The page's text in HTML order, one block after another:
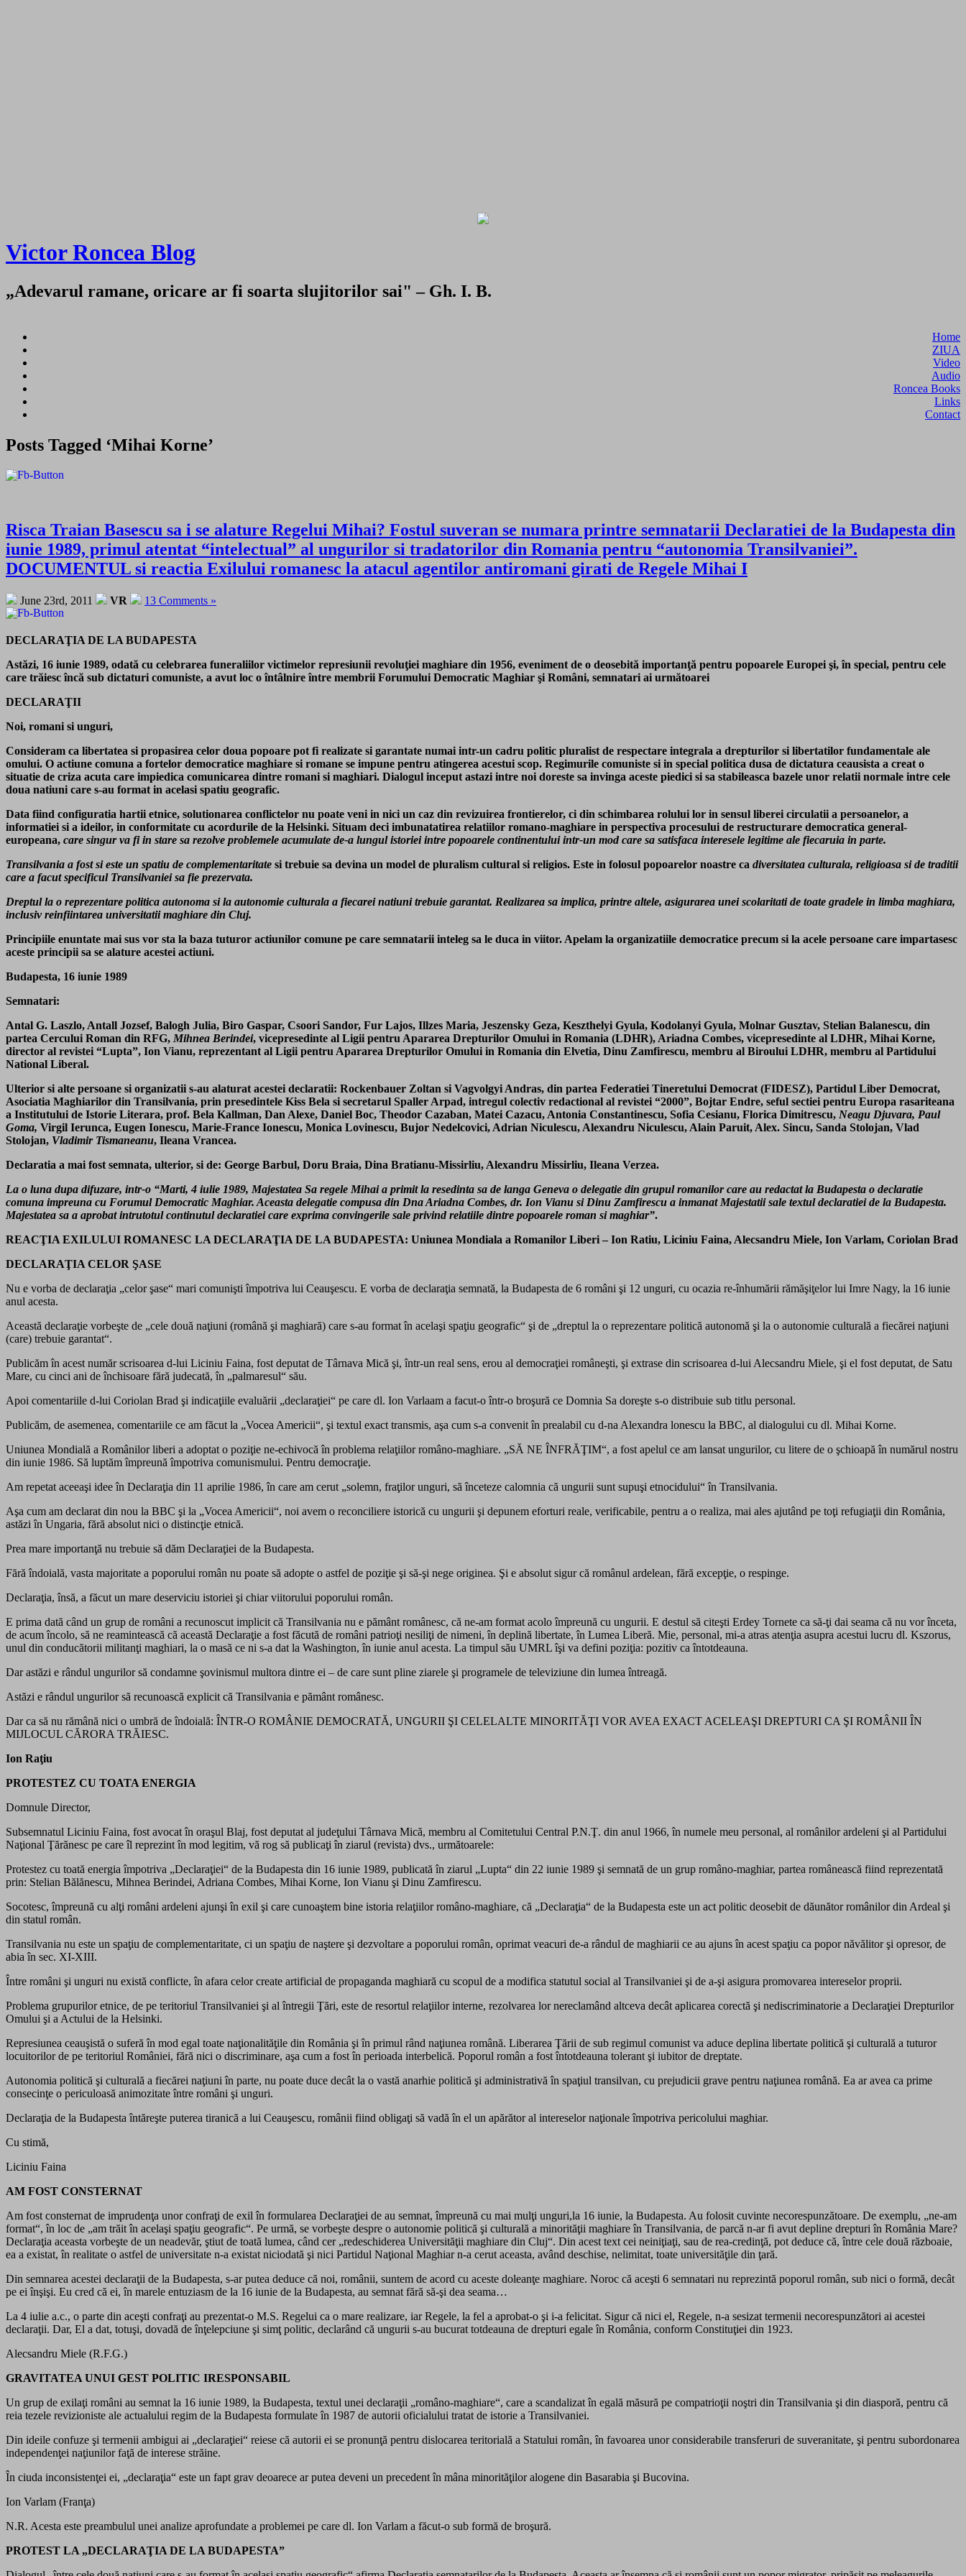
Victor Roncea Blog
„Adevarul ramane, oricare ar fi soarta slujitorilor sai" – Gh. I. B.
Home
ZIUA
Video
Audio
Roncea Books
Links
Contact
Posts Tagged ‘Mihai Korne’
Risca Traian Basescu sa i se alature Regelui Mihai? Fostul suveran se numara printre semnatarii Declaratiei de la Budapesta din
iunie 1989, primul atentat “intelectual” al ungurilor si tradatorilor din Romania pentru “autonomia Transilvaniei”.
DOCUMENTUL si reactia Exilului romanesc la atacul agentilor antiromani girati de Regele Mihai I
June 23rd, 2011 VR 13 Comments »
DECLARAŢIA DE LA BUDAPESTA
Astăzi, 16 iunie 1989, odată cu celebrarea funeraliilor victimelor represiunii revoluţiei maghiare din 1956, eveniment de o deosebită importanţă pentru popoarele Europei şi, în special, pentru cele
care trăiesc încă sub dictaturi comuniste, a avut loc o întâlnire între membrii Forumului Democratic Maghiar şi Români, semnatari ai următoarei
DECLARAŢII
Noi, romani si unguri,
Consideram ca libertatea si propasirea celor doua popoare pot fi realizate si garantate numai intr-un cadru politic pluralist de respectare integrala a drepturilor si libertatilor fundamentale ale
omului. O actiune comuna a fortelor democratice maghiare si romane se impune pentru atingerea acestui scop. Regimurile comuniste si in special politica dusa de dictatura ceausista a creat o
situatie de criza acuta care impiedica comunicarea dintre romani si maghiari. Dialogul inceput astazi intre noi doreste sa invinga aceste piedici si sa stabileasca bazele unor relatii normale intre cele
doua natiuni care s-au format in acelasi spatiu geografic.
Data fiind configuratia hartii etnice, solutionarea conflictelor nu poate veni in nici un caz din revizuirea frontierelor, ci din schimbarea rolului lor in sensul liberei circulatii a persoanelor, a
informatiei si a ideilor, in conformitate cu acordurile de la Helsinki. Situam deci imbunatatirea relatiilor romano-maghiare in perspectiva procesului de restructurare democratica general-
europeana, care singur va fi in stare sa rezolve problemele acumulate de-a lungul istoriei intre popoarele continentului intr-un mod care sa satisfaca interesele legitime ale fiecaruia in parte.
Transilvania a fost si este un spatiu de complementaritate si trebuie sa devina un model de pluralism cultural si religios. Este in folosul popoarelor noastre ca diversitatea culturala, religioasa si de traditii
care a facut specificul Transilvaniei sa fie prezervata.
Dreptul la o reprezentare politica autonoma si la autonomie culturala a fiecarei natiuni trebuie garantat. Realizarea sa implica, printre altele, asigurarea unei scolaritati de toate gradele in limba maghiara,
inclusiv reinfiintarea universitatii maghiare din Cluj.
Principiile enuntate mai sus vor sta la baza tuturor actiunilor comune pe care semnatarii inteleg sa le duca in viitor. Apelam la organizatiile democratice precum si la acele persoane care impartasesc
aceste principii sa se alature acestei actiuni.
Budapesta, 16 iunie 1989
Semnatari:
Antal G. Laszlo, Antall Jozsef, Balogh Julia, Biro Gaspar, Csoori Sandor, Fur Lajos, Illzes Maria, Jeszensky Geza, Keszthelyi Gyula, Kodolanyi Gyula, Molnar Gusztav, Stelian Balanescu, din
partea Cercului Roman din RFG, Mihnea Berindei, vicepresedinte al Ligii pentru Apararea Drepturilor Omului in Romania (LDHR), Ariadna Combes, vicepresedinte al LDHR, Mihai Korne,
director al revistei “Lupta”, Ion Vianu, reprezentant al Ligii pentru Apararea Drepturilor Omului in Romania din Elvetia, Dinu Zamfirescu, membru al Biroului LDHR, membru al Partidului
National Liberal.
Ulterior si alte persoane si organizatii s-au alaturat acestei declaratii: Rockenbauer Zoltan si Vagvolgyi Andras, din partea Federatiei Tineretului Democrat (FIDESZ), Partidul Liber Democrat,
Asociatia Maghiarilor din Transilvania, prin presedintele Kiss Bela si secretarul Spaller Arpad, intregul colectiv redactional al revistei “2000”, Bojtar Endre, seful sectiei pentru Europa rasariteana
a Institutului de Istorie Literara, prof. Bela Kallman, Dan Alexe, Daniel Boc, Theodor Cazaban, Matei Cazacu, Antonia Constantinescu, Sofia Cesianu, Florica Dimitrescu, Neagu Djuvara, Paul
Goma, Virgil Ierunca, Eugen Ionescu, Marie-France Ionescu, Monica Lovinescu, Bujor Nedelcovici, Adrian Niculescu, Alexandru Niculescu, Alain Paruit, Alex. Sincu, Sanda Stolojan, Vlad
Stolojan, Vladimir Tismaneanu, Ileana Vrancea.
Declaratia a mai fost semnata, ulterior, si de: George Barbul, Doru Braia, Dina Bratianu-Missirliu, Alexandru Missirliu, Ileana Verzea.
La o luna dupa difuzare, intr-o “Marti, 4 iulie 1989, Majestatea Sa regele Mihai a primit la resedinta sa de langa Geneva o delegatie din grupul romanilor care au redactat la Budapesta o declaratie
comuna impreuna cu Forumul Democratic Maghiar. Aceasta delegatie compusa din Dna Ariadna Combes, dr. Ion Vianu si Dinu Zamfirescu a inmanat Majestatii sale textul declaratiei de la Budapesta.
Majestatea sa a aprobat intrutotul continutul declaratiei care exprima convingerile sale privind relatiile dintre popoarele roman si maghiar”.
REACŢIA EXILULUI ROMANESC LA DECLARAŢIA DE LA BUDAPESTA: Uniunea Mondiala a Romanilor Liberi – Ion Ratiu, Liciniu Faina, Alecsandru Miele, Ion Varlam, Coriolan Brad
DECLARAŢIA CELOR ŞASE
Nu e vorba de declaraţia „celor şase“ mari comunişti împotriva lui Ceauşescu. E vorba de declaraţia semnată, la Budapesta de 6 români şi 12 unguri, cu ocazia re-înhumării rămăşiţelor lui Imre Nagy, la 16 iunie
anul acesta.
Această declaraţie vorbeşte de „cele două naţiuni (română şi maghiară) care s-au format în acelaşi spaţiu geografic“ şi de „dreptul la o reprezentare politică autonomă şi la o autonomie culturală a fiecărei naţiuni
(care) trebuie garantat“.
Publicăm în acest număr scrisoarea d-lui Liciniu Faina, fost deputat de Târnava Mică şi, într-un real sens, erou al democraţiei româneşti, şi extrase din scrisoarea d-lui Alecsandru Miele, şi el fost deputat, de Satu
Mare, cu cinci ani de închisoare fără judecată, în „palmaresul“ său.
Apoi comentariile d-lui Coriolan Brad şi indicaţiile evaluării „declaraţiei“ pe care dl. Ion Varlaam a facut-o într-o broşură ce Domnia Sa doreşte s-o distribuie sub titlu personal.
Publicăm, de asemenea, comentariile ce am făcut la „Vocea Americii“, şi textul exact transmis, aşa cum s-a convenit în prealabil cu d-na Alexandra lonescu la BBC, al dialogului cu dl. Mihai Korne.
Uniunea Mondială a Românilor liberi a adoptat o poziţie ne-echivocă în problema relaţiilor româno-maghiare. „SĂ NE ÎNFRĂŢIM“, a fost apelul ce am lansat ungurilor, cu litere de o şchioapă în numărul nostru
din iunie 1986. Să luptăm împreună împotriva comunismului. Pentru democraţie.
Am repetat aceeaşi idee în Declaraţia din 11 aprilie 1986, în care am cerut „solemn, fraţilor unguri, să înceteze calomnia că ungurii sunt supuşi etnocidului“ în Transilvania.
Aşa cum am declarat din nou la BBC şi la „Vocea Americii“, noi avem o reconciliere istorică cu ungurii şi depunem eforturi reale, verificabile, pentru a o realiza, mai ales ajutând pe toţi refugiaţii din România,
astăzi în Ungaria, fără absolut nici o distincţie etnică.
Prea mare importanţă nu trebuie să dăm Declaraţiei de la Budapesta.
Fără îndoială, vasta majoritate a poporului român nu poate să adopte o astfel de poziţie şi să-şi nege originea. Şi e absolut sigur că românul ardelean, fără excepţie, o respinge.
Declaraţia, însă, a făcut un mare deserviciu istoriei şi chiar viitorului poporului român.
E prima dată când un grup de români a recunoscut implicit că Transilvania nu e pământ românesc, că ne-am format acolo împreună cu ungurii. E destul să citeşti Erdey Tornete ca să-ţi dai seama că nu vor înceta,
de acum încolo, să ne reamintească că această Declaraţie a fost făcută de români patrioţi nesiliţi de nimeni, în deplină libertate, în Lumea Liberă. Mie, personal, mi-a atras atenţia asupra acestui lucru dl. Kszorus,
unul din conducătorii militanţi maghiari, la o masă ce ni s-a dat la Washington, în iunie anul acesta. La timpul său UMRL îşi va defini poziţia: pozitiv ca întotdeauna.
Dar astăzi e rândul ungurilor să condamne şovinismul multora dintre ei – de care sunt pline ziarele şi programele de televiziune din lumea întreagă.
Astăzi e rândul ungurilor să recunoască explicit că Transilvania e pământ românesc.
Dar ca să nu rămână nici o umbră de îndoială: ÎNTR-O ROMÂNIE DEMOCRATĂ, UNGURII ŞI CELELALTE MINORITĂŢI VOR AVEA EXACT ACELEAŞI DREPTURI CA ŞI ROMÂNII ÎN
MIJLOCUL CĂRORA TRĂIESC.
Ion Raţiu
PROTESTEZ CU TOATA ENERGIA
Domnule Director,
Subsemnatul Liciniu Faina, fost avocat în oraşul Blaj, fost deputat al judeţului Târnava Mică, membru al Comitetului Central P.N.Ţ. din anul 1966, în numele meu personal, al românilor ardeleni şi al Partidului
Naţional Ţărănesc pe care îl reprezint în mod legitim, vă rog să publicaţi în ziarul (revista) dvs., următoarele:
Protestez cu toată energia împotriva „Declaraţiei“ de la Budapesta din 16 iunie 1989, publicată în ziarul „Lupta“ din 22 iunie 1989 şi semnată de un grup româno-maghiar, partea românească fiind reprezentată
prin: Stelian Bălănescu, Mihnea Berindei, Adriana Combes, Mihai Korne, Ion Vianu şi Dinu Zamfirescu.
Socotesc, împreună cu alţi români ardeleni ajunşi în exil şi care cunoaştem bine istoria relaţiilor româno-maghiare, că „Declaraţia“ de la Budapesta este un act politic deosebit de dăunător românilor din Ardeal şi
din statul român.
Transilvania nu este un spaţiu de complementaritate, ci un spaţiu de naştere şi dezvoltare a poporului român, oprimat veacuri de-a rândul de maghiarii ce au ajuns în acest spaţiu ca popor năvălitor şi opresor, de
abia în sec. XI-XIII.
Între români şi unguri nu există conflicte, în afara celor create artificial de propaganda maghiară cu scopul de a modifica statutul social al Transilvaniei şi de a-şi asigura promovarea intereselor proprii.
Problema grupurilor etnice, de pe teritoriul Transilvaniei şi al întregii Ţări, este de resortul relaţiilor interne, rezolvarea lor nereclamând altceva decât aplicarea corectă şi nediscriminatorie a Declaraţiei Drepturilor
Omului şi a Actului de la Helsinki.
Represiunea ceauşistă o suferă în mod egal toate naţionalităţile din România şi în primul rând naţiunea română. Liberarea Ţării de sub regimul comunist va aduce deplina libertate politică şi culturală a tuturor
locuitorilor de pe teritoriul României, fără nici o discriminare, aşa cum a fost în perioada interbelică. Poporul român a fost întotdeauna tolerant şi iubitor de dreptate.
Autonomia politică şi culturală a fiecărei naţiuni în parte, nu poate duce decât la o vastă anarhie politică şi administrativă în spaţiul transilvan, cu prejudicii grave pentru naţiunea română. Ea ar avea ca prime
consecinţe o periculoasă animozitate între români şi unguri.
Declaraţia de la Budapesta întăreşte puterea tiranică a lui Ceauşescu, românii fiind obligaţi să vadă în el un apărător al intereselor naţionale împotriva pericolului maghiar.
Cu stimă,
Liciniu Faina
AM FOST CONSTERNAT
Am fost consternat de imprudenţa unor confraţi de exil în formularea Declaraţiei de au semnat, împreună cu mai mulţi unguri,la 16 iunie, la Budapesta. Au folosit cuvinte necorespunzătoare. De exemplu, „ne-am
format“, în loc de „am trăit în acelaşi spaţiu geografic“. Pe urmă, se vorbeşte despre o autonomie politică şi culturală a minorităţii maghiare în Transilvania, de parcă n-ar fi avut depline drepturi în România Mare?
Declaraţia aceasta vorbeşte de un neadevăr, ştiut de toată lumea, când cer „redeschiderea Universităţii maghiare din Cluj“. Din acest text cei neiniţiaţi, sau de rea-credinţă, pot deduce că, între cele două războaie,
ea a existat, în realitate o astfel de universitate n-a existat niciodată şi nici Partidul Naţional Maghiar n-a cerut aceasta, având deschise, nelimitat, toate universităţile din ţară.
Din semnarea acestei declaraţii de la Budapesta, s-ar putea deduce că noi, românii, suntem de acord cu aceste doleanţe maghiare. Noroc că aceşti 6 semnatari nu reprezintă poporul român, sub nici o formă, decât
pe ei înşişi. Eu cred că ei, în marele entuziasm de la 16 iunie de la Budapesta, au semnat fără să-şi dea seama…
La 4 iulie a.c., o parte din aceşti confraţi au prezentat-o M.S. Regelui ca o mare realizare, iar Regele, la fel a aprobat-o şi i-a felicitat. Sigur că nici el, Regele, n-a sesizat termenii necorespunzători ai acestei
declaraţii. Dar, El a dat, totuşi, dovadă de înţelepciune şi simţ politic, declarând că ungurii s-au bucurat totdeauna de drepturi egale în România, conform Constituţiei din 1923.
Alecsandru Miele (R.F.G.)
GRAVITATEA UNUI GEST POLITIC IRESPONSABIL
Un grup de exilaţi români au semnat la 16 iunie 1989, la Budapesta, textul unei declaraţii „româno-maghiare“, care a scandalizat în egală măsură pe compatrioţii noştri din Transilvania şi din diasporă, pentru că
reia tezele revizioniste ale actualului regim de la Budapesta formulate în 1987 de autorii oficialului tratat de istorie a Transilvaniei.
Din ideile confuze şi termenii ambigui ai „declaraţiei“ reiese că autorii ei se pronunţă pentru dislocarea teritorială a Statului român, în favoarea unor considerabile transferuri de suveranitate, şi pentru subordonarea
independenţei naţiunilor faţă de interese străine.
În ciuda inconsistenţei ei, „declaraţia“ este un fapt grav deoarece ar putea deveni un precedent în mâna minorităţilor alogene din Basarabia şi Bucovina.
Ion Varlam (Franţa)
N.R. Acesta este preambulul unei analize aprofundate a problemei pe care dl. Ion Varlam a făcut-o sub formă de broşură.
PROTEST LA „DECLARAŢIA DE LA BUDAPESTA”